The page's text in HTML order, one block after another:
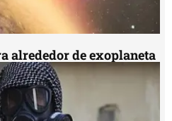
alrededor de exoplaneta